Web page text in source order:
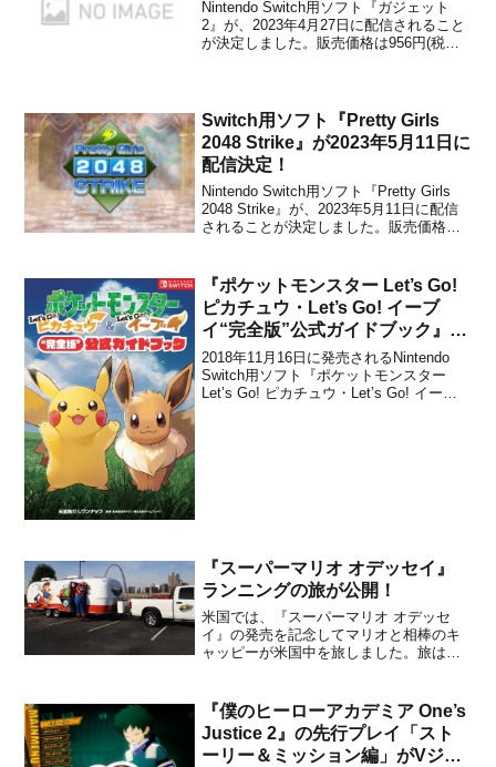
Nintendo Switch用ソフト『ガジェット
2』が、2023年4月27日に配信されること
が決定しました。販売価格は956円(税込)
なる世界を舞台に、200を超える奇...
Switch用ソフト『Pretty Girls
2048 Strike』が2023年5月11日に
配信決定！
Nintendo Switch用ソフト『Pretty Girls
2048 Strike』が、2023年5月11日に配信
されることが決定しました。販売価格は
掛ける、 数字ブロックを組み合わ...
『ポケットモンスター Let’s Go!
ピカチュウ・Let’s Go! イーブ
イ“完全版”公式ガイドブック』が
2018年12月1日に発売決定！
2018年11月16日に発売されるNintendo
Switch用ソフト『ポケットモンスター
Let’s Go! ピカチュウ・Let’s Go! イーブ
『スーパーマリオ オデッセイ』
ランニングの旅が公開！
米国では、『スーパーマリオ オデッセ
イ』の発売を記念してマリオと相棒のキ
ャッピーが米国中を旅しました。旅は
しました。米任天堂から旅の様子が公開
されたので、興味のある方はチェックし
てみてください。
『僕のヒーローアカデミア One’s
Justice 2』の先行プレイ「スト
ーリー＆ミッション編」がVジャ